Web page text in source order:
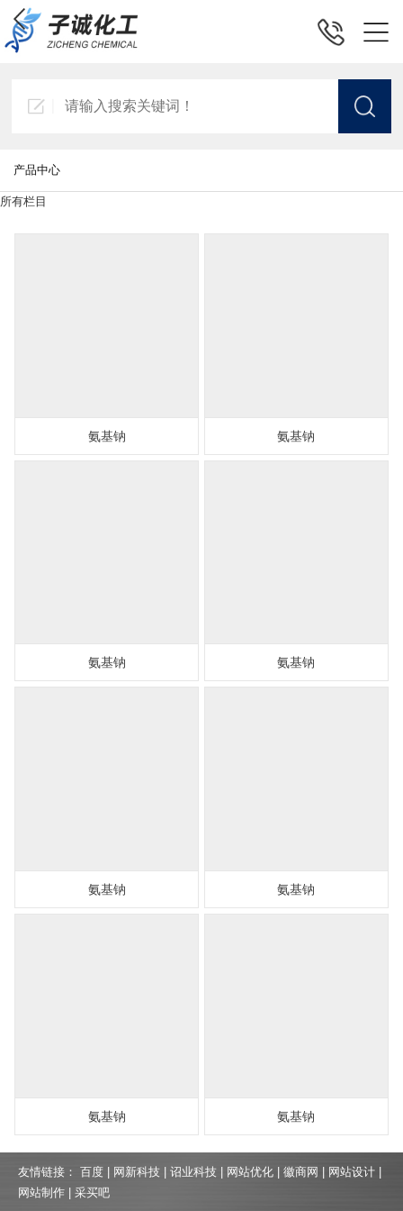
产品中心
所有栏目
氨基钠 氨基钠
氨基钠 氨基钠
氨基钠 氨基钠
氨基钠 氨基钠
友情链接： 百度 网新科技 诏业科技 网站优化 徽商网 网站设计
网站制作
采买吧